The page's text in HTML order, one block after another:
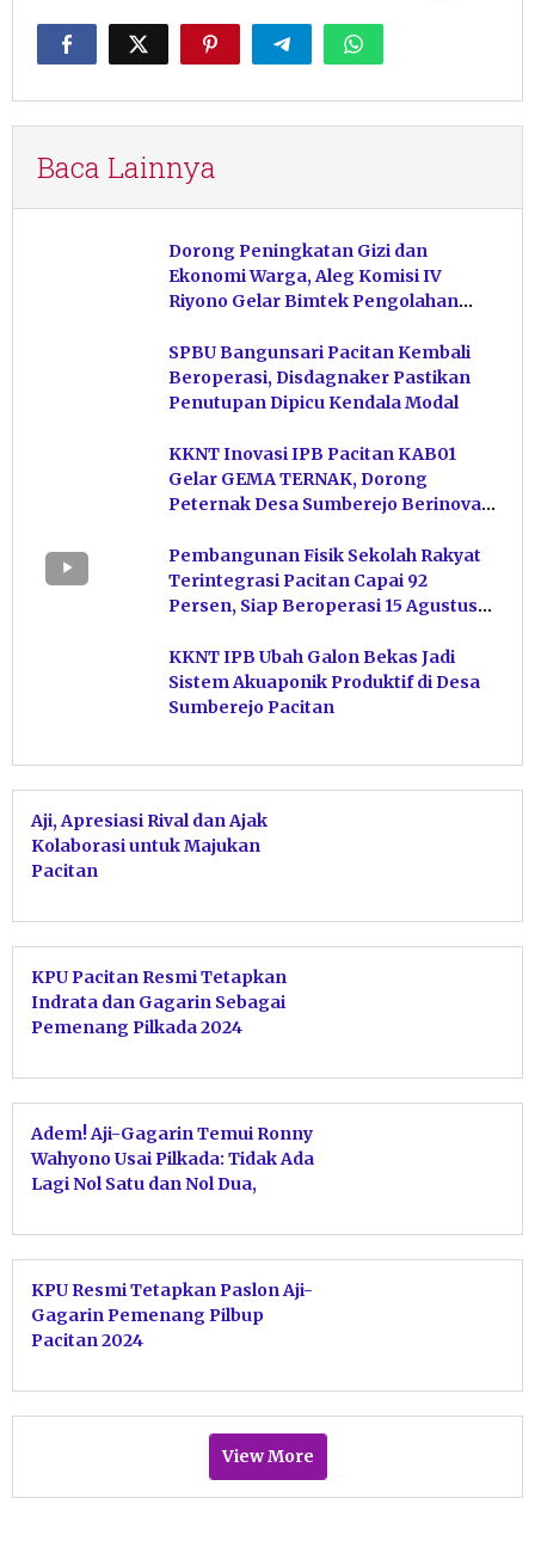
Baca Lainnya
Dorong Peningkatan Gizi dan
Ekonomi Warga, Aleg Komisi IV
Riyono Gelar Bimtek Pengolahan
SPBU Bangunsari Pacitan Kembali
Beroperasi, Disdagnaker Pastikan
Penutupan Dipicu Kendala Modal
KKNT Inovasi IPB Pacitan KAB01
Gelar GEMA TERNAK, Dorong
Peternak Desa Sumberejo Berinovasi
Pembangunan Fisik Sekolah Rakyat
Terintegrasi Pacitan Capai 92
Persen, Siap Beroperasi 15 Agustus
KKNT IPB Ubah Galon Bekas Jadi
Sistem Akuaponik Produktif di Desa
Sumberejo Pacitan
Aji, Apresiasi Rival dan Ajak
Kolaborasi untuk Majukan
Pacitan
KPU Pacitan Resmi Tetapkan
Indrata dan Gagarin Sebagai
Pemenang Pilkada 2024
Adem! Aji-Gagarin Temui Ronny
Wahyono Usai Pilkada: Tidak Ada
Lagi Nol Satu dan Nol Dua,
KPU Resmi Tetapkan Paslon Aji-
Gagarin Pemenang Pilbup
Pacitan 2024
View More